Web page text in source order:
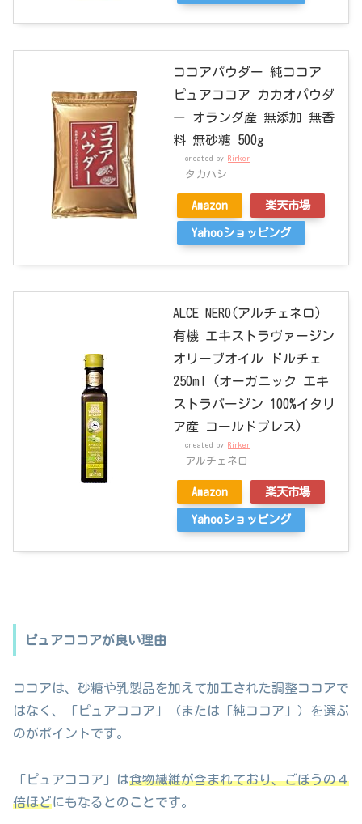
ココアパウダー 純ココア
ピュアココア カカオパウダ
ー オランダ産 無添加 無香
料 無砂糖 500g
created by Rinker
タカハシ
Amazon 楽天市場
Yahooショッピング
ALCE NERO(アルチェネロ)
有機 エキストラヴァージン
オリーブオイル ドルチェ
250ml (オーガニック エキ
ストラバージン 100%イタリ
ア産 コールドプレス)
created by Rinker
アルチェネロ
Amazon 楽天市場
Yahooショッピング
ピュアココアが良い理由
ココアは、砂糖や乳製品を加えて加工された調整ココアで
はなく、「ピュアココア」（または「純ココア」）を選ぶ
のがポイントです。
「ピュアココア」は食物繊維が含まれており、ごぼうの４
倍ほどにもなるとのことです。